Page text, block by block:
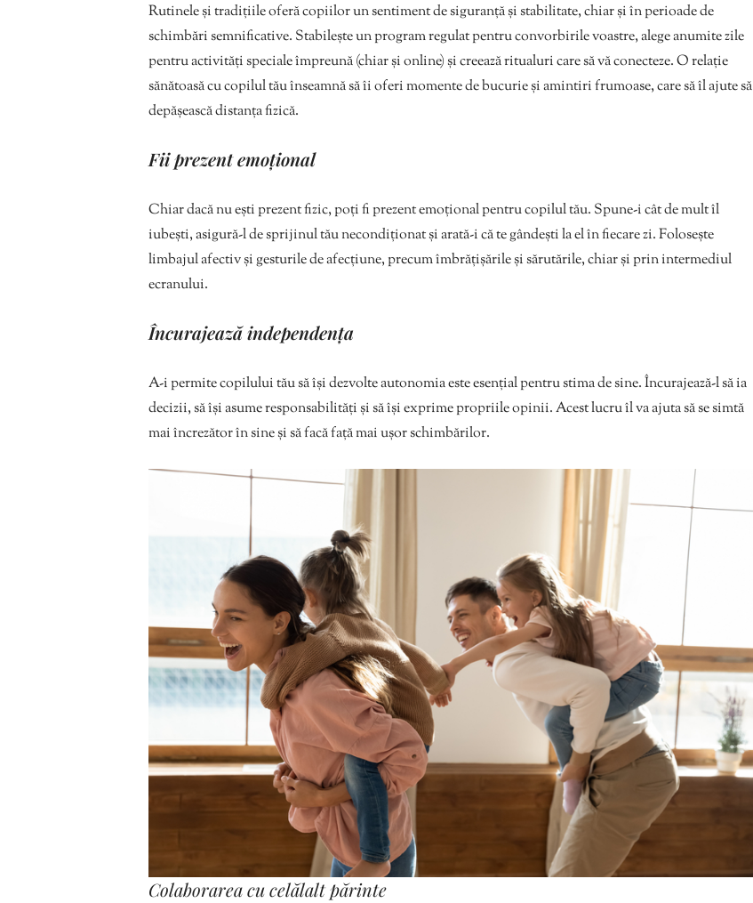
Rutinele și tradițiile oferă copiilor un sentiment de siguranță și stabilitate, chiar și în perioade de
schimbări semnificative. Stabilește un program regulat pentru convorbirile voastre, alege anumite zile
pentru activități speciale împreună (chiar și online) și creează ritualuri care să vă conecteze. O relație
sănătoasă cu copilul tău înseamnă să îi oferi momente de bucurie și amintiri frumoase, care să îl ajute să
depășească distanța fizică.
Fii prezent emoțional
Chiar dacă nu ești prezent fizic, poți fi prezent emoțional pentru copilul tău. Spune-i cât de mult îl
iubești, asigură-l de sprijinul tău necondiționat și arată-i că te gândești la el în fiecare zi. Folosește
limbajul afectiv și gesturile de afecțiune, precum îmbrățișările și sărutările, chiar și prin intermediul
ecranului.
Încurajează independența
A-i permite copilului tău să își dezvolte autonomia este esențial pentru stima de sine. Încurajează-l să ia
decizii, să își asume responsabilități și să își exprime propriile opinii. Acest lucru îl va ajuta să se simtă
mai încrezător în sine și să facă față mai ușor schimbărilor.
Colaborarea cu celălalt părinte